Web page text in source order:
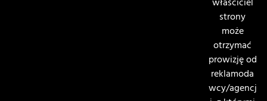
właściciel
strony
może
otrzymać
prowizję od
reklamoda
wcy/agencj